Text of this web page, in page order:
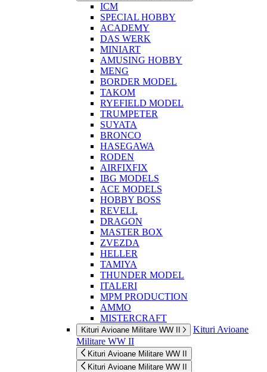
ICM
SPECIAL HOBBY
ACADEMY
DAS WERK
MINIART
AMUSING HOBBY
MENG
BORDER MODEL
TAKOM
RYEFIELD MODEL
TRUMPETER
SUYATA
BRONCO
HASEGAWA
RODEN
AIRFIXFIX
IBG MODELS
ACE MODELS
HOBBY BOSS
REVELL
DRAGON
MASTER BOX
ZVEZDA
HELLER
TAMIYA
THUNDER MODEL
ITALERI
MPM PRODUCTION
AMMO
MISTERCRAFT
Kituri Avioane Militare WW II
Kituri Avioane
Militare WW II
Kituri Avioane Militare WW II
Kituri Avioane Militare WW II